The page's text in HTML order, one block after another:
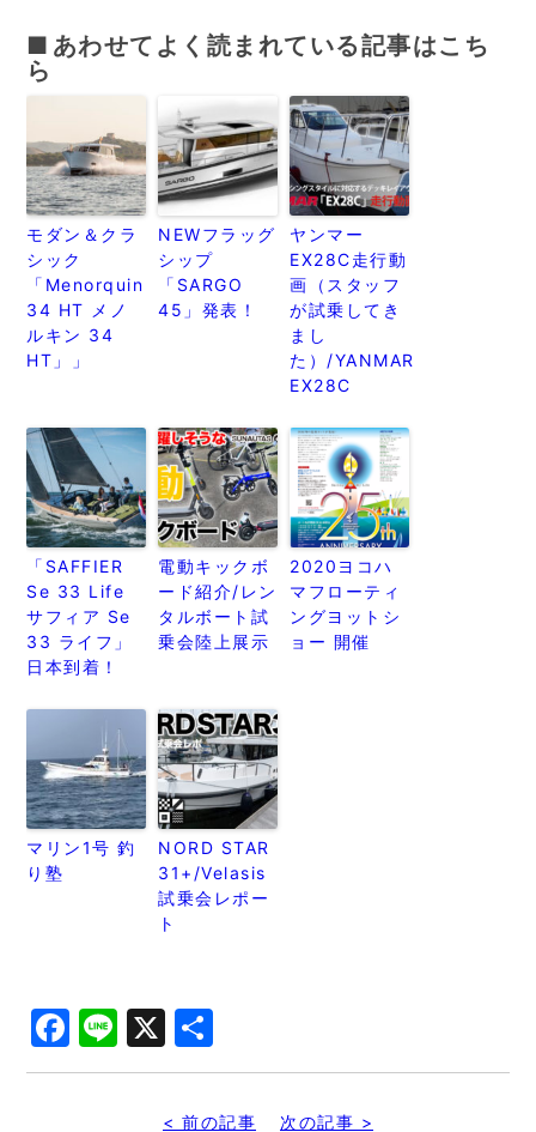
あわせてよく読まれている記事はこち
ら
モダン＆クラ
シック
「Menorquin
34 HT メノ
ルキン 34
HT」」
NEWフラッグ
シップ
「SARGO
45」発表！
ヤンマー
EX28C走行動
画（スタッフ
が試乗してき
まし
た）/YANMAR
EX28C
「SAFFIER
Se 33 Life
サフィア Se
33 ライフ」
日本到着！
電動キックボ
ード紹介/レン
タルボート試
乗会陸上展示
2020ヨコハ
マフローティ
ングヨットシ
ョー 開催
マリン1号 釣
り塾
NORD STAR
31+/Velasis
試乗会レポー
ト
Facebook
Line
X
有
< 前の記事 次の記事 >